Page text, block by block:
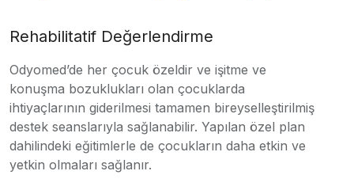
Rehabilitatif Değerlendirme
Odyomed’de her çocuk özeldir ve işitme ve
konuşma bozuklukları olan çocuklarda
ihtiyaçlarının giderilmesi tamamen bireyselleştirilmiş
destek seanslarıyla sağlanabilir. Yapılan özel plan
dahilindeki eğitimlerle de çocukların daha etkin ve
yetkin olmaları sağlanır.